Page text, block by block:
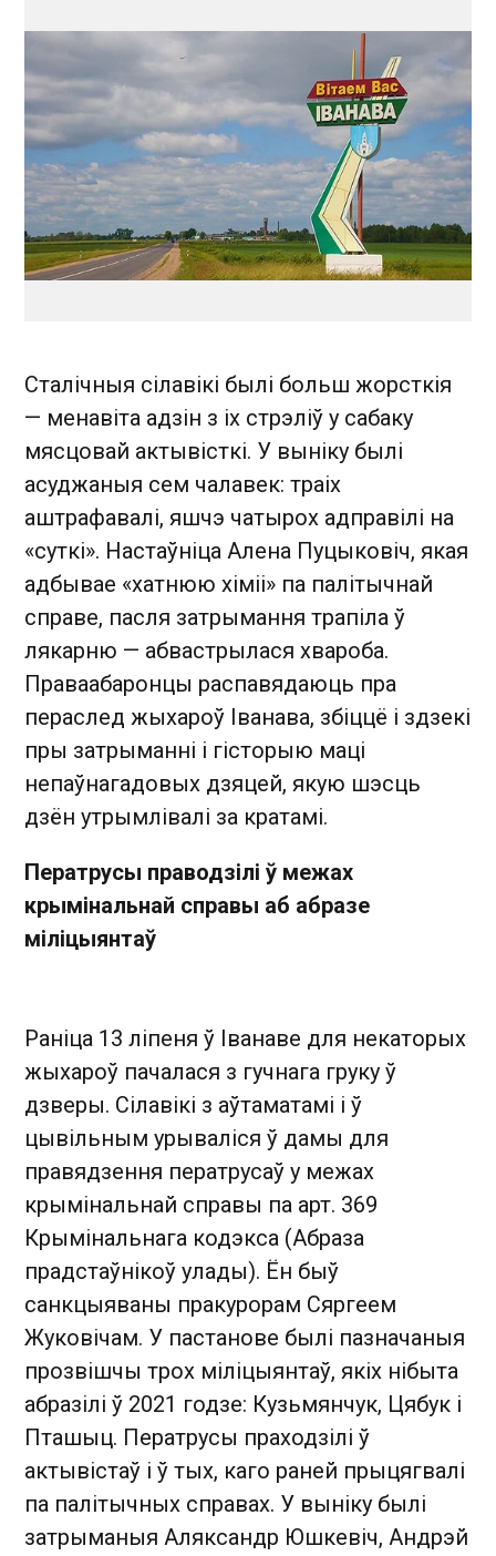
Сталічныя сілавікі былі больш жорсткія
— менавіта адзін з іх стрэліў у сабаку
мясцовай актывісткі. У выніку былі
асуджаныя сем чалавек: траіх
аштрафавалі, яшчэ чатырох адправілі на
«суткі». Настаўніца Алена Пуцыковіч, якая
адбывае «хатнюю хіміі» па палітычнай
справе, пасля затрымання трапіла ў
лякарню — абвастрылася хвароба.
Праваабаронцы распавядаюць пра
пераслед жыхароў Іванава, збіццё і здзекі
пры затрыманні і гісторыю маці
непаўнагадовых дзяцей, якую шэсць
дзён утрымлівалі за кратамі.
Ператрусы праводзілі ў межах
крымінальнай справы аб абразе
міліцыянтаў
Раніца 13 ліпеня ў Іванаве для некаторых
жыхароў пачалася з гучнага груку ў
дзверы. Сілавікі з аўтаматамі і ў
цывільным урываліся ў дамы для
правядзення ператрусаў у межах
крымінальнай справы па арт. 369
Крымінальнага кодэкса (Абраза
прадстаўнікоў улады). Ён быў
санкцыяваны пракурорам Сяргеем
Жуковічам. У пастанове былі пазначаныя
прозвішчы трох міліцыянтаў, якіх нібыта
абразілі ў 2021 годзе: Кузьмянчук, Цябук і
Пташыц. Ператрусы праходзілі ў
актывістаў і ў тых, каго раней прыцягвалі
па палітычных справах. У выніку былі
затрыманыя Аляксандр Юшкевіч, Андрэй